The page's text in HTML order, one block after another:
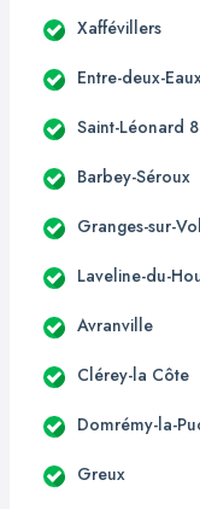
Xaffévillers
Entre-deux-
Saint-Léonard
Barbey-Séroux
Granges-sur-
Laveline-du-
Avranville
Clérey-la Côte
Domrémy-la-
Greux